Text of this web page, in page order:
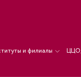
и филиалы